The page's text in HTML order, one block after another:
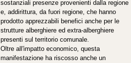
sostanziali presenze provenienti dalla regione
e, addirittura, da fuori regione, che hanno
prodotto apprezzabili benefici anche per le
strutture alberghiere ed extra-alberghiere
presenti sul territorio comunale.
Oltre all'impatto economico, questa
manifestazione ha riscosso anche un